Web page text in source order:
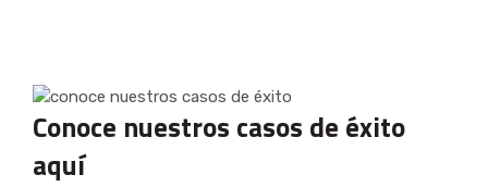
Conoce nuestros casos de éxito
aquí